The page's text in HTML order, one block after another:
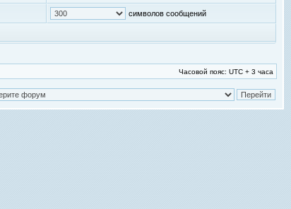
символов сообщений
Часовой пояс: UTC + 3 часа